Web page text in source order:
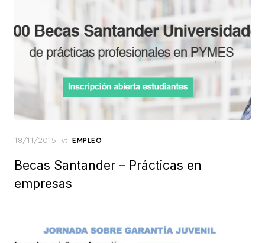
Posted
18/11/2015 in EMPLEO
Becas Santander – Prácticas en
empresas